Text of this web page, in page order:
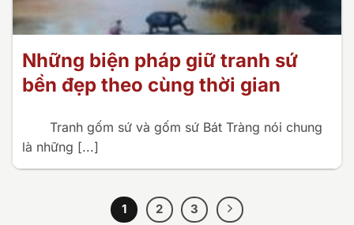
Những biện pháp giữ tranh sứ
bền đẹp theo cùng thời gian
Tranh gốm sứ và gốm sứ Bát Tràng nói chung
là những [...]
1 2 3